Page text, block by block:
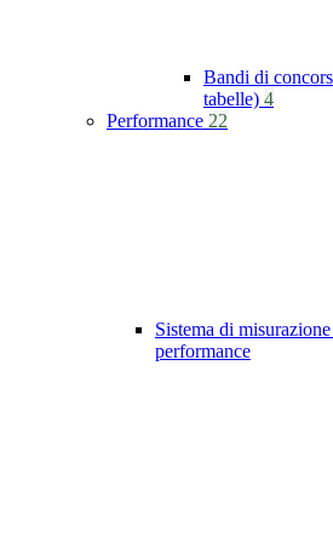
Bandi di
tabelle) 4
Performance 22
Sistema di
performance